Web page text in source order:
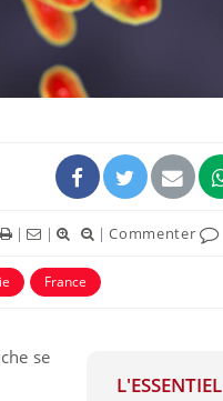
| | |Commenter
France
L'ESSENTIEL
se